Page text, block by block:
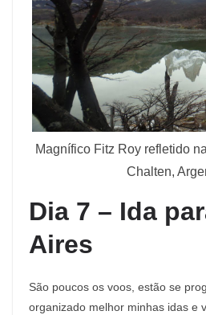
Magnífico Fitz Roy refletido
Chalten,
Dia 7 – Ida
Aires
São poucos os voos, estão se
organizado melhor minhas idas e